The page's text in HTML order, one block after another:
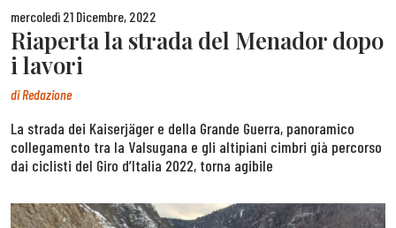
mercoledì 21 Dicembre, 2022
Riaperta la strada del Menador dopo
i lavori
diRedazione
La strada dei Kaiserjäger e della Grande Guerra, panoramico
collegamento tra la Valsugana e gli altipiani cimbri già percorso
dai ciclisti del Giro d’Italia 2022, torna agibile